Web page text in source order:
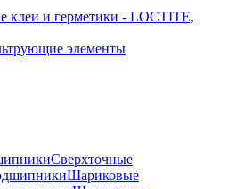
и герметики - LOCTITE,
элементы
Сверхточные
Шариковые